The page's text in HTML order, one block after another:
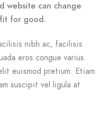
website can change
for good.
nibh ac, facilisis
eros congue varius.
euismod pretium. Etiam
suscipit vel ligula at